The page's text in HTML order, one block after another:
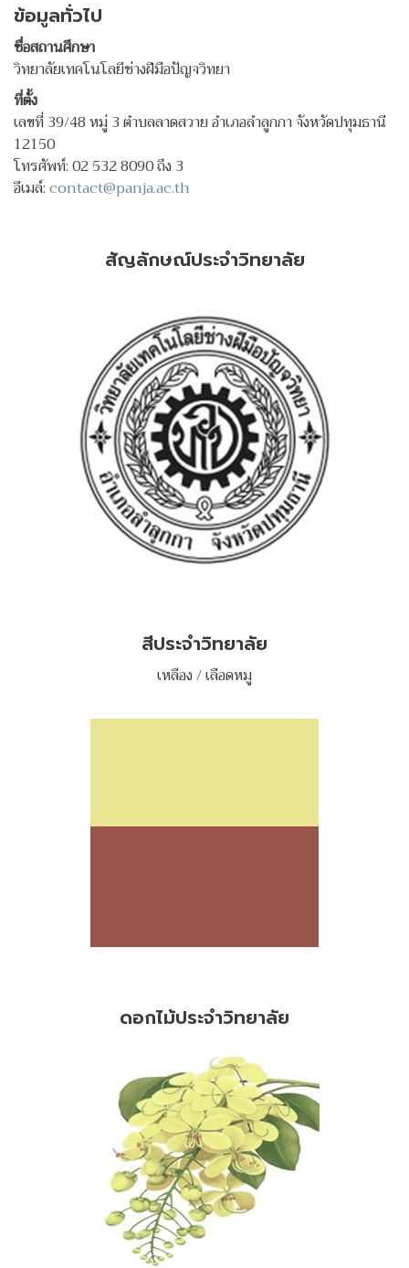
ข้อมูลทั่วไป
ชื่อสถานศึกษา
วิทยาลัยเทคโนโลยีช่างฝีมือปัญจวิทยา
ที่ตั้ง
เลขที่ 39/48 หมู่ 3 ตำบลลาดสวาย อำเภอลำลูกกา จังหวัดปทุมธานี
12150
โทรศัพท์: 02 532 8090 ถึง 3
อีเมล์:contact@panja.ac.th
สัญลักษณ์ประจำวิทยาลัย
สีประจำวิทยาลัย
เหลือง / เลือดหมู
ดอกไม้ประจำวิทยาลัย